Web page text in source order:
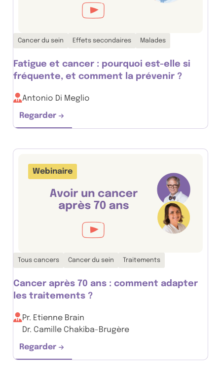
Thématiques associées :
Cancer du sein Effets secondaires Malades
Fatigue et cancer : pourquoi est-elle si
fréquente, et comment la prévenir ?
Antonio Di Meglio
Regarder
Fatigue et cancer : pourquoi est-elle si
Webinaire
Thématiques associées :
Tous cancers Cancer du sein Traitements
Cancer après 70 ans : comment adapter
les traitements ?
Pr. Etienne Brain
Dr. Camille Chakiba-Brugère
Regarder
Cancer après 70 ans : comment adapter